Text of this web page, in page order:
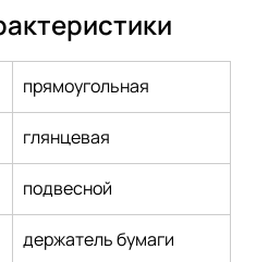
прямоугольная
глянцевая
подвесной
держатель бумаги